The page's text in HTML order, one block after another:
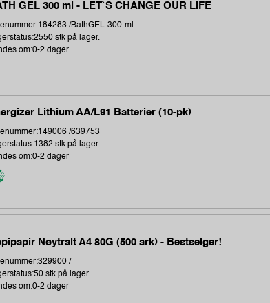
GEL 300 ml - LET`S CHANGE OUR LIFE
/BathGEL-300-ml
stk på lager.
om:0-2 dager
Lithium AA/L91 Batterier (10-pk)
/639753
stk på lager.
om:0-2 dager
Nøytralt A4 80G (500 ark) - Bestselger!
/
stk på lager.
om:0-2 dager